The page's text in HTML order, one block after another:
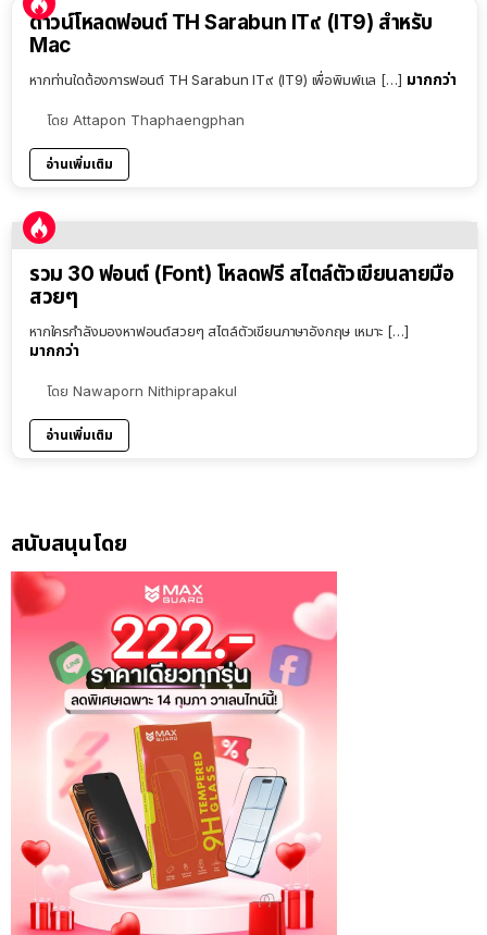
ดาวน์โหลดฟอนต์ TH Sarabun IT๙ (IT9) สำหรับ
Mac
หากท่านใดต้องการฟอนต์ TH Sarabun IT๙ (IT9) เพื่อพิมพ์แล […] มากกว่า
โดย Attapon Thaphaengphan
อ่านเพิ่มเติม
รวม 30 ฟอนต์ (Font) โหลดฟรี สไตล์ตัวเขียนลายมือ
สวยๆ
หากใครกำลังมองหาฟอนต์สวยๆ สไตล์ตัวเขียนภาษาอังกฤษ เหมาะ […]
มากกว่า
โดย Nawaporn Nithiprapakul
อ่านเพิ่มเติม
สนับสนุนโดย